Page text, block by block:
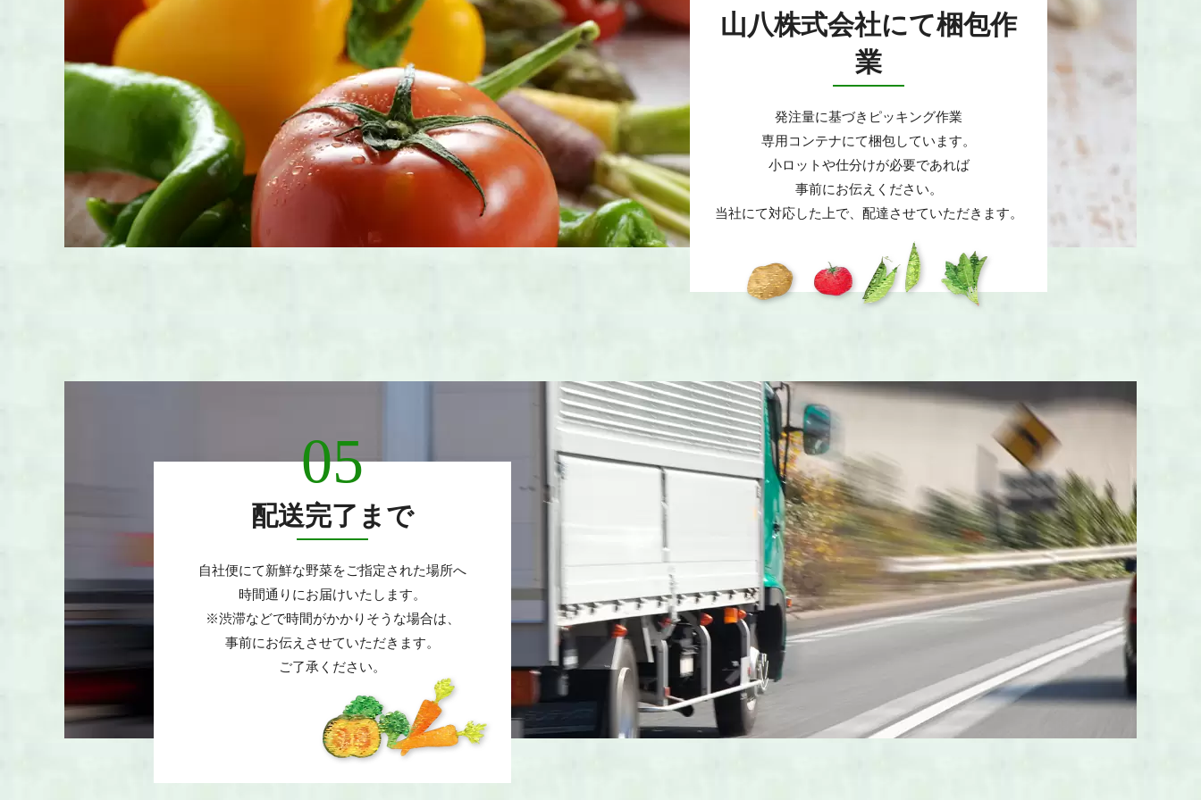
山八株式会社にて梱包作
業
発注量に基づきピッキング作業
専用コンテナにて梱包しています。
小ロットや仕分けが必要であれば
事前にお伝えください。
当社にて対応した上で、配達させていただきます。
05
配送完了まで
自社便にて新鮮な野菜をご指定された場所へ
時間通りにお届けいたします。
※渋滞などで時間がかかりそうな場合は、
事前にお伝えさせていただきます。
ご了承ください。